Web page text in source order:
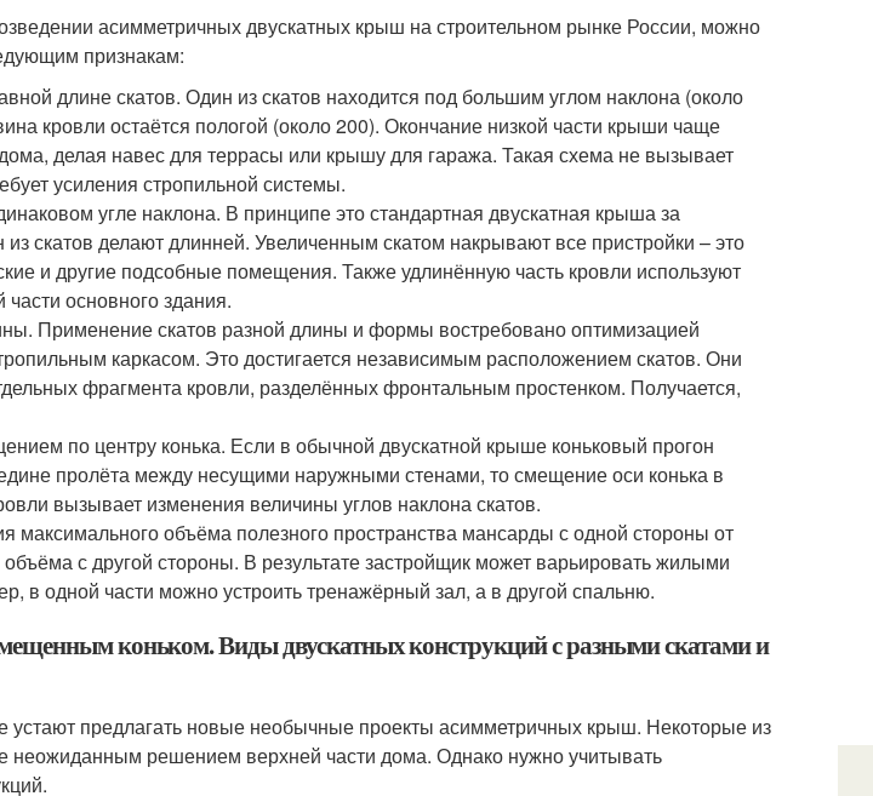
асимметричных двускатных крыш на строительном рынке России, можно
признакам:
длине скатов. Один из скатов находится под большим углом наклона (около
кровли остаётся пологой (около 200). Окончание низкой части крыши чаще
делая навес для террасы или крышу для гаража. Такая схема не вызывает
усиления стропильной системы.
угле наклона. В принципе это стандартная двускатная крыша за
из скатов делают длинней. Увеличенным скатом накрывают все пристройки – это
и другие подсобные помещения. Также удлинённую часть кровли используют
основного здания.
Применение скатов разной длины и формы востребовано оптимизацией
каркасом. Это достигается независимым расположением скатов. Они
фрагмента кровли, разделённых фронтальным простенком. Получается,
по центру конька. Если в обычной двускатной крыше коньковый прогон
пролёта между несущими наружными стенами, то смещение оси конька в
вызывает изменения величины углов наклона скатов.
максимального объёма полезного пространства мансарды с одной стороны от
с другой стороны. В результате застройщик может варьировать жилыми
в одной части можно устроить тренажёрный зал, а в другой спальню.
коньком. Виды двускатных конструкций с разными скатами и
устают предлагать новые необычные проекты асимметричных крыш. Некоторые из
неожиданным решением верхней части дома. Однако нужно учитывать